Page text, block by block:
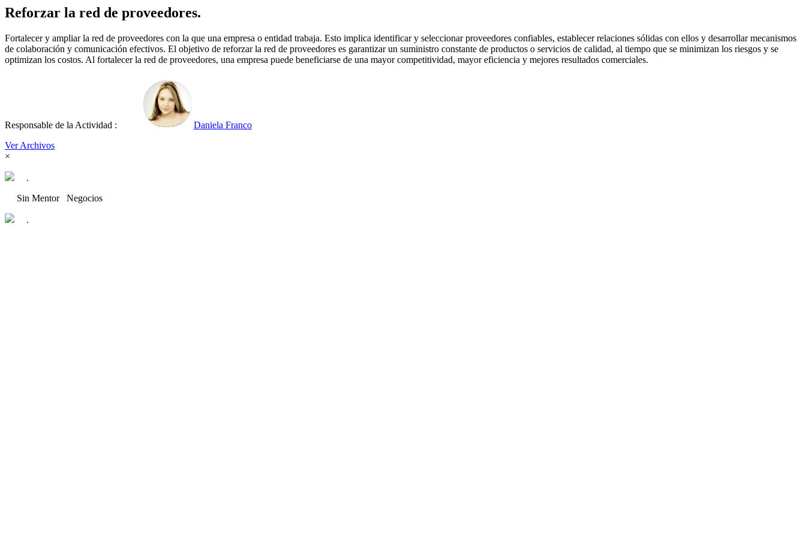
Reforzar la red de proveedores.
Fortalecer y ampliar la red de proveedores con la que una empresa o entidad trabaja. Esto implica identificar y seleccionar proveedores confiables, establecer relaciones sólidas con ellos y desarrollar mecanismos
de colaboración y comunicación efectivos. El objetivo de reforzar la red de proveedores es garantizar un suministro constante de productos o servicios de calidad, al tiempo que se minimizan los riesgos y se
optimizan los costos. Al fortalecer la red de proveedores, una empresa puede beneficiarse de una mayor competitividad, mayor eficiencia y mejores resultados comerciales.
Responsable de la Actividad :
Daniela Franco
Ver Archivos
×
.
Sin Mentor Negocios
.